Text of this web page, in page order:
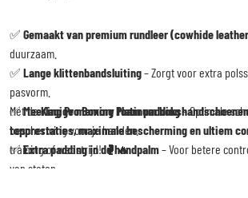
✅ Gemaakt van premium rundleer (cowhide
duurzaam.
✅ Lange klittenbandsluiting– Zorgt voor extra
pasvorm.
✅Meerlagige memory foam padding– Optimale
bescherming voor je handen.
✅Extra padding in de handpalm– Voor betere
van stoten.
Met deKing Pro Boxing Platinum bokshandschoenen
topprestaties, maximale bescherming en ultiem
training of wedstrijd! 🥊🔥